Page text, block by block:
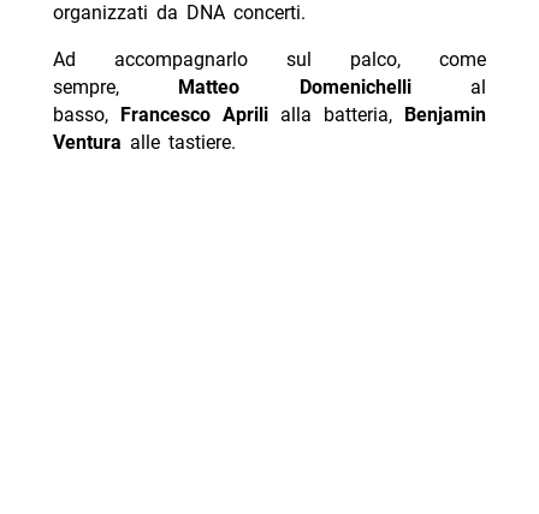
organizzati da DNA concerti.
Ad accompagnarlo sul palco, come
sempre,
Matteo Domenichellial
basso,
Francesco Aprili alla batteria,
Benjamin
Ventura alle tastiere.